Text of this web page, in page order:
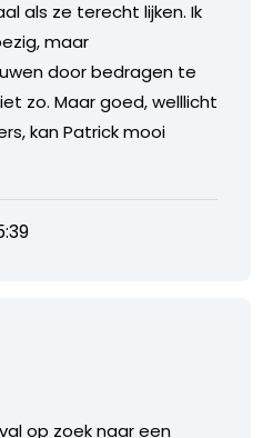
als ze terecht lijken. Ik
maar
door bedragen te
zo. Maar goed, welllicht
kan Patrick mooi
op zoek naar een